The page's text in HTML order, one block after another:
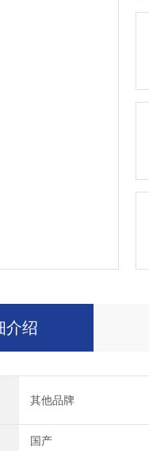
介绍
其他品牌
国产